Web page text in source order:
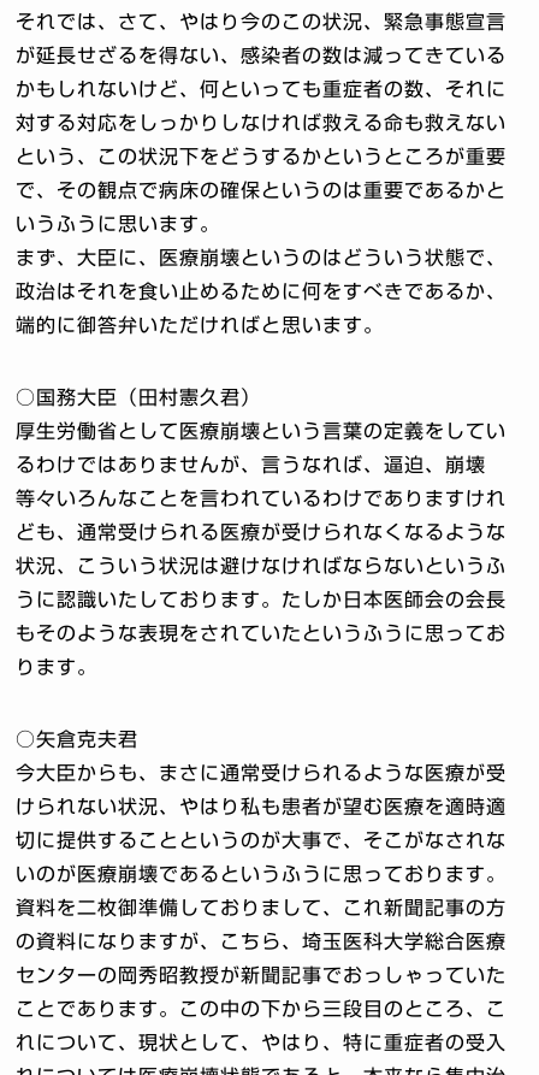
それでは、さて、やはり今のこの状況、緊急事態宣言
が延長せざるを得ない、感染者の数は減ってきている
かもしれないけど、何といっても重症者の数、それに
対する対応をしっかりしなければ救える命も救えない
という、この状況下をどうするかというところが重要
で、その観点で病床の確保というのは重要であるかと
いうふうに思います。
まず、大臣に、医療崩壊というのはどういう状態で、
政治はそれを食い止めるために何をすべきであるか、
端的に御答弁いただければと思います。
○国務大臣（田村憲久君）
厚生労働省として医療崩壊という言葉の定義をしてい
るわけではありませんが、言うなれば、逼迫、崩壊
等々いろんなことを言われているわけでありますけれ
ども、通常受けられる医療が受けられなくなるような
状況、こういう状況は避けなければならないというふ
うに認識いたしております。たしか日本医師会の会長
もそのような表現をされていたというふうに思ってお
ります。
○矢倉克夫君
今大臣からも、まさに通常受けられるような医療が受
けられない状況、やはり私も患者が望む医療を適時適
切に提供することというのが大事で、そこがなされな
いのが医療崩壊であるというふうに思っております。
資料を二枚御準備しておりまして、これ新聞記事の方
の資料になりますが、こちら、埼玉医科大学総合医療
センターの岡秀昭教授が新聞記事でおっしゃっていた
ことであります。この中の下から三段目のところ、こ
れについて、現状として、やはり、特に重症者の受入